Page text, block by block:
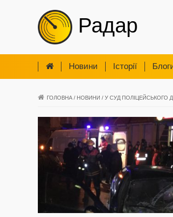
Радар
Новини Iсторії
ГОЛОВНА / НОВИНИ / У СУД ПОЛІЦЕЙСЬКОГО